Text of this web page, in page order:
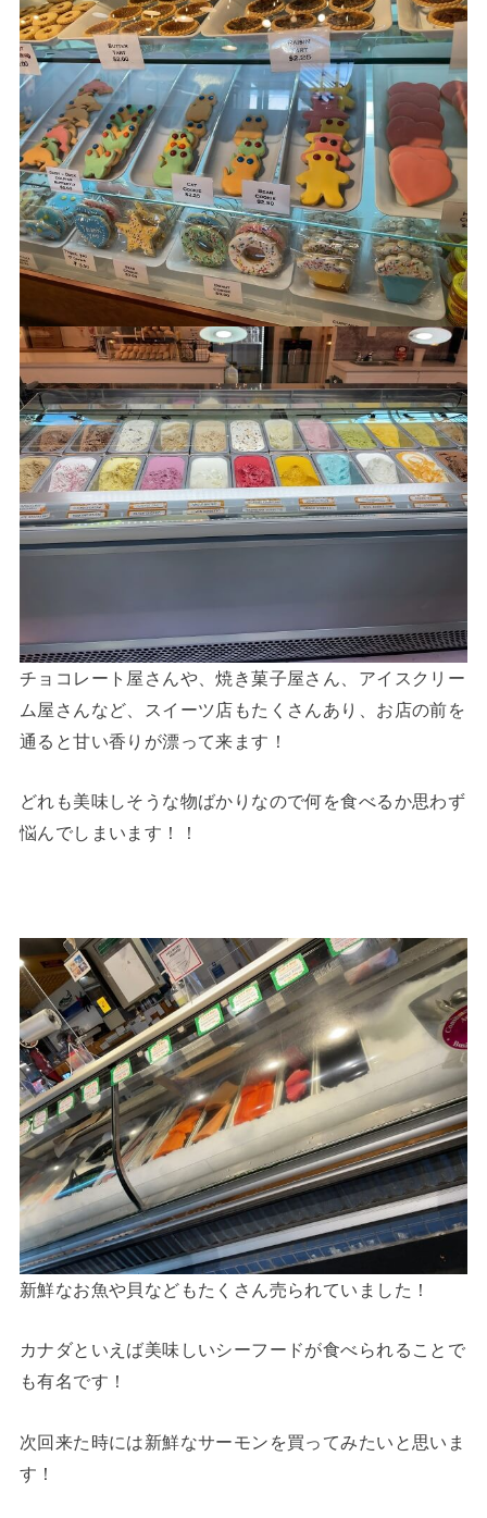
チョコレート屋さんや、焼き菓子屋さん、アイスクリー
ム屋さんなど、スイーツ店もたくさんあり、お店の前を
通ると甘い香りが漂って来ます！
どれも美味しそうな物ばかりなので何を食べるか思わず
悩んでしまいます！！
新鮮なお魚や貝などもたくさん売られていました！
カナダといえば美味しいシーフードが食べられることで
も有名です！
次回来た時には新鮮なサーモンを買ってみたいと思いま
す！